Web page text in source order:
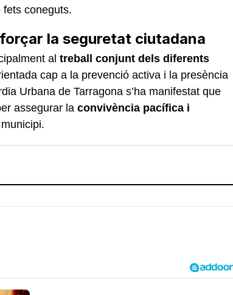
coneguts.
la seguretat ciutadana
al treball conjunt dels diferents
cap a la prevenció activa i la presència
Urbana de Tarragona s’ha manifestat que
assegurar la convivència pacífica i